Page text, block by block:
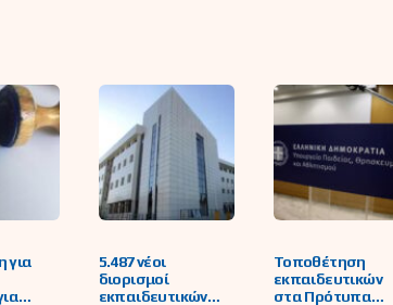
για
5.487 νέοι
διορισμοί
εκπαιδευτικών
Τοποθέτηση
εκπαιδευτικών
στα Πρότυπα